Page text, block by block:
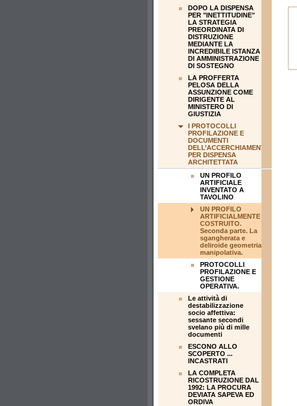
DOPO LA DISPENSA
PER "INETTITUDINE"
LA STRATEGIA
PREORDINATA DI
DISTRUZIONE
MEDIANTE LA
INCREDIBILE ISTANZA
DI AMMINISTRAZIONE
DI SOSTEGNO
LA PROFFERTA
PELOSA DELLA
ASSUNZIONE COME
DIRIGENTE AL
MINISTERO DI
GIUSTIZIA
I PROTOCOLLI
PROFILAZIONE E
DOCUMENTI
DELL’ACCERCHIAMENTO
PER DISPENSA
ARCHITETTATA
UN PROFILO
ARTIFICIALE
INVENTATO A
TAVOLINO
UN PROFILO
ARTIFICIALMENTE
COSTRUITO.
Seconda parte. La
sgangherata e
deliroide geometria
manipolativa.
PROTOCOLLI
PROFILAZIONE E
GESTIONE
OPERATIVA.
Le attività di
destabilizzazione
socio affettiva:
sessante secondi
svelano più di mille
documenti
ESCONO ALLO
SCOPERTO ...
INCASTRATI
LA COMPLETA
RICOSTRUZIONE DAL
1992: LA PROCURA
DEVIATA SAPEVA ED
ORDIVA